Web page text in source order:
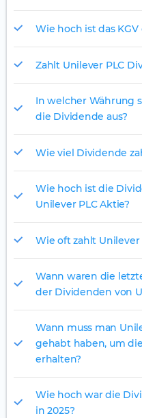
Wie hoch ist das
Zahlt Unilever PLC
In welcher Währung
die Dividende aus?
Wie viel Dividende
Wie hoch ist die
Unilever PLC Aktie?
Wie oft zahlt Unilever
Wann waren die
der Dividenden von
Wann muss man
gehabt haben, um
erhalten?
Wie hoch war die
in 2025?